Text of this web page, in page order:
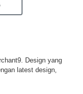
Design yang
latest design,